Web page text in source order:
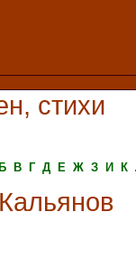
стихи
Б В Г Д Е Ж З И К